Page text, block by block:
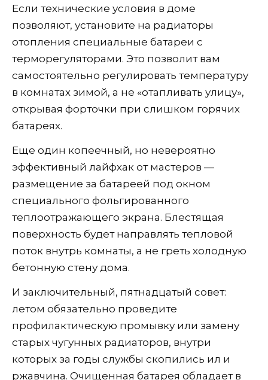
Если технические условия в доме
позволяют, установите на радиаторы
отопления специальные батареи с
терморегуляторами. Это позволит вам
самостоятельно регулировать температуру
в комнатах зимой, а не «отапливать улицу»,
открывая форточки при слишком горячих
батареях.
Еще один копеечный, но невероятно
эффективный лайфхак от мастеров —
размещение за батареей под окном
специального фольгированного
теплоотражающего экрана. Блестящая
поверхность будет направлять тепловой
поток внутрь комнаты, а не греть холодную
бетонную стену дома.
И заключительный, пятнадцатый совет:
летом обязательно проведите
профилактическую промывку или замену
старых чугунных радиаторов, внутри
которых за годы службы скопились ил и
ржавчина. Очищенная батарея обладает в